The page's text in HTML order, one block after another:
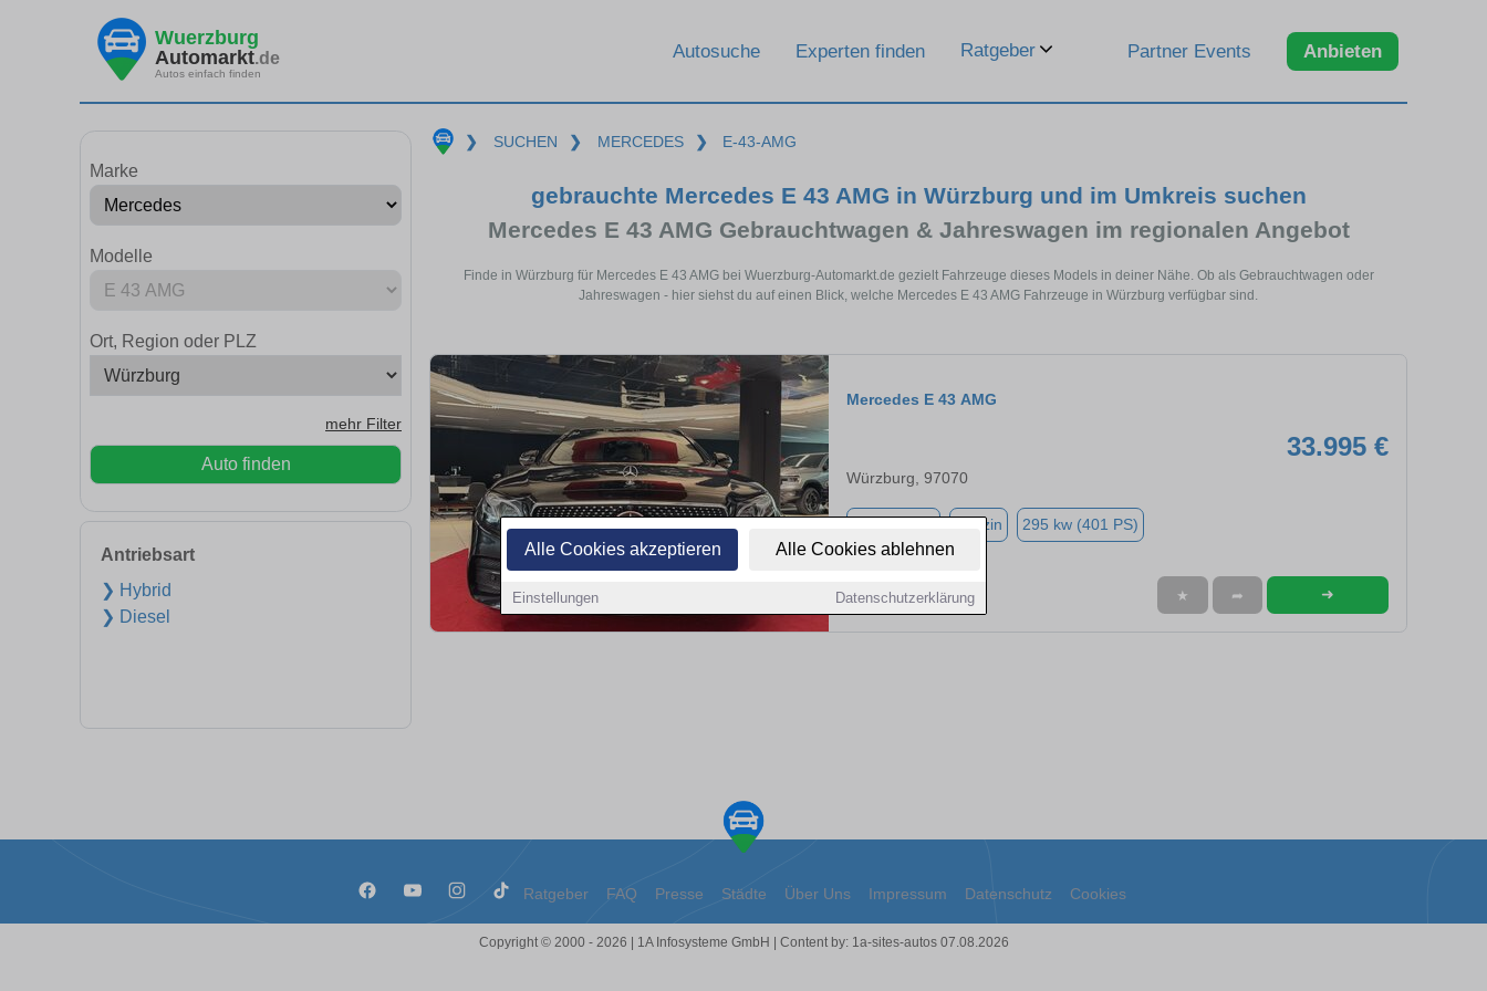
Alle Cookies akzeptieren Alle Cookies ablehnen
Einstellungen Datenschutzerklärung
Wuerzburg
Automarkt.de
Autos einfach finden
Autosuche Experten finden Ratgeber Partner Events Anbieten
Marke
Modelle
Ort, Region oder PLZ
mehr Filter
Auto finden
Antriebsart
❯ Hybrid
❯ Diesel
❯ SUCHEN ❯ MERCEDES ❯ E-43-AMG
gebrauchte Mercedes E 43 AMG in Würzburg und im Umkreis suchen
Mercedes E 43 AMG Gebrauchtwagen & Jahreswagen im regionalen Angebot
Finde in Würzburg für Mercedes E 43 AMG bei Wuerzburg-Automarkt.de gezielt Fahrzeuge dieses Models in deiner Nähe. Ob als Gebrauchtwagen oder
Jahreswagen - hier siehst du auf einen Blick, welche Mercedes E 43 AMG Fahrzeuge in Würzburg verfügbar sind.
Mercedes E 43 AMG
33.995 €
Würzburg, 97070
Benzin 295 kw (401 PS)
★ ➦ ➜
Ratgeber FAQ Presse Städte Über Uns Impressum Datenschutz Cookies
Copyright © 2000 - 2026 | 1A Infosysteme GmbH | Content by: 1a-sites-autos 07.08.2026